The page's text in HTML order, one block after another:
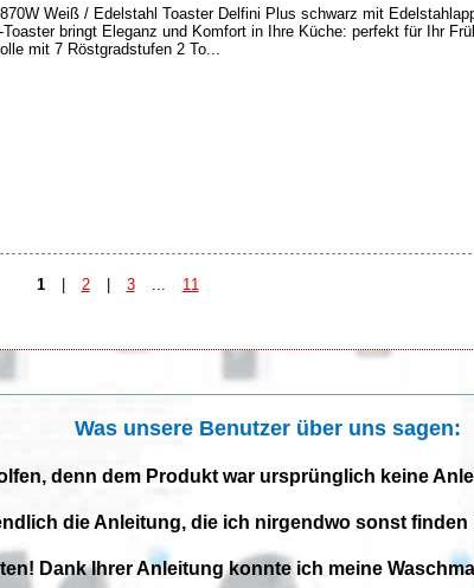
Weiß / Edelstahl Toaster Delfini Plus schwarz mit
bringt Eleganz und Komfort in Ihre Küche: perfekt für Ihr
mit 7 Röstgradstufen 2 To...
1 | 2 | 3
11
Was unsere Benutzer über uns sagen:
denn dem Produkt war ursprünglich keine
die Anleitung, die ich nirgendwo sonst
Dank Ihrer Anleitung konnte ich meine